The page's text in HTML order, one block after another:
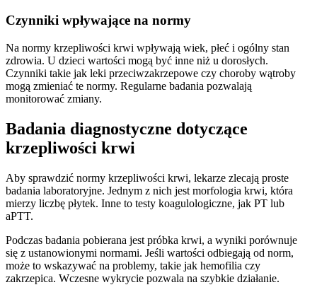
Czynniki wpływające na normy
Na normy krzepliwości krwi wpływają wiek, płeć i ogólny stan
zdrowia. U dzieci wartości mogą być inne niż u dorosłych.
Czynniki takie jak leki przeciwzakrzepowe czy choroby wątroby
mogą zmieniać te normy. Regularne badania pozwalają
monitorować zmiany.
Badania diagnostyczne dotyczące
krzepliwości krwi
Aby sprawdzić normy krzepliwości krwi, lekarze zlecają proste
badania laboratoryjne. Jednym z nich jest morfologia krwi, która
mierzy liczbę płytek. Inne to testy koagulologiczne, jak PT lub
aPTT.
Podczas badania pobierana jest próbka krwi, a wyniki porównuje
się z ustanowionymi normami. Jeśli wartości odbiegają od norm,
może to wskazywać na problemy, takie jak hemofilia czy
zakrzepica. Wczesne wykrycie pozwala na szybkie działanie.